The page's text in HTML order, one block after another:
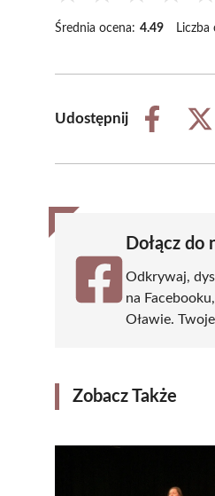
Średnia ocena: 4.49 Liczba
Udostępnij
Share
Dołącz do
Odkrywaj,
na
Oławie.
Zobacz Także